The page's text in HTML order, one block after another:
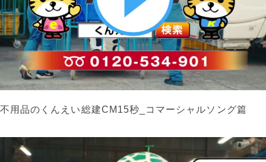
不用品のくんえい総建CM15秒_コマーシャルソング篇